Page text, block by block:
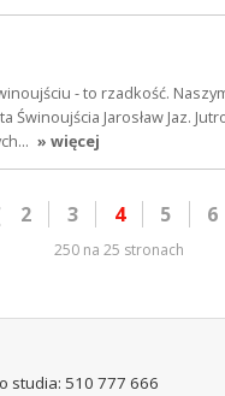
- to rzadkość.
Świnoujścia Jarosław Jaz.
» więcej
2 3 4 5 6
250 na 25 stronach
studia: 510 777 666